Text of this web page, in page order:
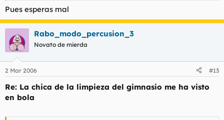
Pues esperas mal
Rabo_modo_percusion_3
Novato de mierda
2 Mar 2006 #13
Re: La chica de la limpieza del gimnasio me ha visto
en bola